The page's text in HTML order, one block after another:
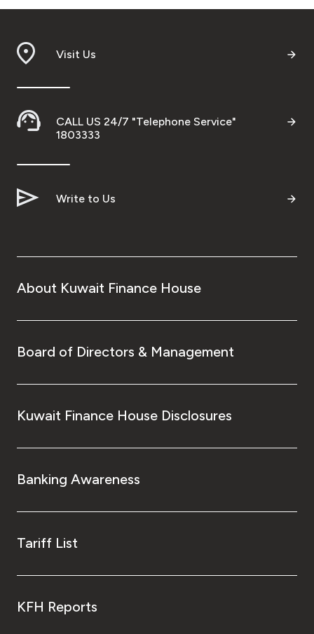
Visit Us
CALL US 24/7 "Telephone Service"
1803333
Write to Us
About Kuwait Finance House
Board of Directors & Management
Kuwait Finance House Disclosures
Banking Awareness
Tariff List
KFH Reports